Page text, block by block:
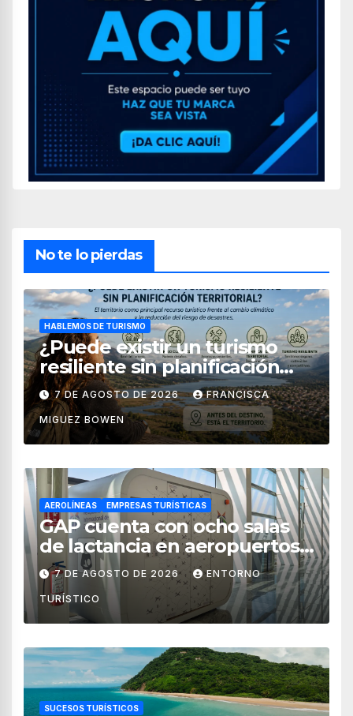
No te lo pierdas
HABLEMOS DE TURISMO
¿Puede existir un turismo
resiliente sin planificación
territorial?
7 DE AGOSTO DE 2026 FRANCISCA
MIGUEZ BOWEN
AEROLÍNEAS EMPRESAS TURÍSTICAS
GAP cuenta con ocho salas
de lactancia en aeropuertos
de México
7 DE AGOSTO DE 2026 ENTORNO
TURÍSTICO
SUCESOS TURÍSTICOS